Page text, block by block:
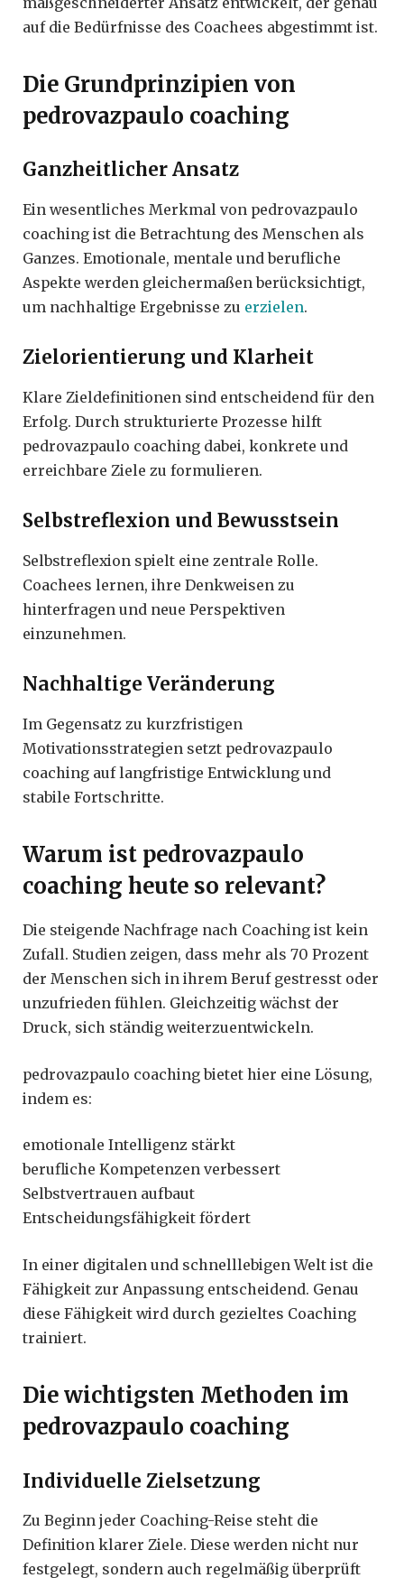
auf die Bedürfnisse des Coachees abgestimmt ist.
Die Grundprinzipien von
pedrovazpaulo coaching
Ganzheitlicher Ansatz
Ein wesentliches Merkmal von pedrovazpaulo
coaching ist die Betrachtung des Menschen als
Ganzes. Emotionale, mentale und berufliche
Aspekte werden gleichermaßen berücksichtigt,
um nachhaltige Ergebnisse zu erzielen.
Zielorientierung und Klarheit
Klare Zieldefinitionen sind entscheidend für den
Erfolg. Durch strukturierte Prozesse hilft
pedrovazpaulo coaching dabei, konkrete und
erreichbare Ziele zu formulieren.
Selbstreflexion und Bewusstsein
Selbstreflexion spielt eine zentrale Rolle.
Coachees lernen, ihre Denkweisen zu
hinterfragen und neue Perspektiven
einzunehmen.
Nachhaltige Veränderung
Im Gegensatz zu kurzfristigen
Motivationsstrategien setzt pedrovazpaulo
coaching auf langfristige Entwicklung und
stabile Fortschritte.
Warum ist pedrovazpaulo
coaching heute so relevant?
Die steigende Nachfrage nach Coaching ist kein
Zufall. Studien zeigen, dass mehr als 70 Prozent
der Menschen sich in ihrem Beruf gestresst oder
unzufrieden fühlen. Gleichzeitig wächst der
Druck, sich ständig weiterzuentwickeln.
pedrovazpaulo coaching bietet hier eine Lösung,
indem es:
emotionale Intelligenz stärkt
berufliche Kompetenzen verbessert
Selbstvertrauen aufbaut
Entscheidungsfähigkeit fördert
In einer digitalen und schnelllebigen Welt ist die
Fähigkeit zur Anpassung entscheidend. Genau
diese Fähigkeit wird durch gezieltes Coaching
trainiert.
Die wichtigsten Methoden im
pedrovazpaulo coaching
Individuelle Zielsetzung
Zu Beginn jeder Coaching-Reise steht die
Definition klarer Ziele. Diese werden nicht nur
festgelegt, sondern auch regelmäßig überprüft